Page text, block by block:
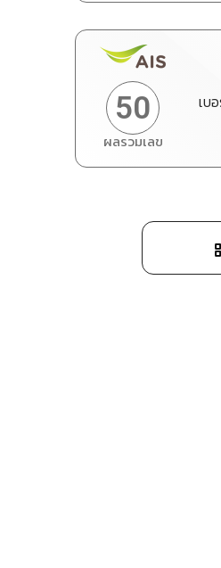
ทำนายเบอร์
50
ผลรวมเลข